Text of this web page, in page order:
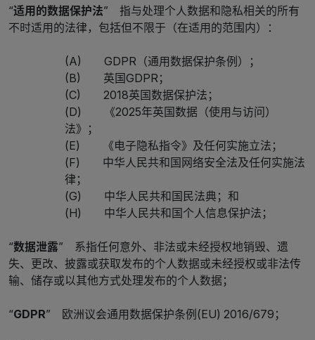
“适用的数据保护法” 指与处理个人数据和隐私相关的所有
不时适用的法律，包括但不限于（在适用的范围内）：
(A) GDPR（通用数据保护条例）；
(B) 英国GDPR；
(C) 2018英国数据保护法；
(D) 《2025年英国数据（使用与访问）
法》；
(E) 《电子隐私指令》及任何实施立法；
(F) 中华人民共和国网络安全法及任何实施法
律；
(G) 中华人民共和国民法典；和
(H) 中华人民共和国个人信息保护法；
“数据泄露” 系指任何意外、非法或未经授权地销毁、遗
失、更改、披露或获取发布的个人数据或未经授权或非法传
输、储存或以其他方式处理发布的个人数据；
“GDPR” 欧洲议会通用数据保护条例(EU) 2016/679；